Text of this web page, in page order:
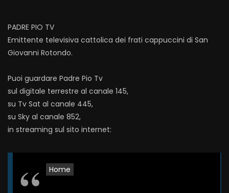
PADRE PIO TV
Emittente televisiva cattolica dei frati cappuccini di San
Giovanni Rotondo.
Puoi guardare Padre Pio Tv
sul digitale terrestre al canale 145,
su Tv Sat al canale 445,
su Sky al canale 852,
in streaming sul sito internet:
Home